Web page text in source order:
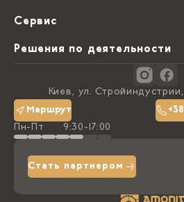
О нас
Блог
Политика конфиденциальности
Доставка та оплата
Сервис
Виды обработки камня
Решения по деятельности
Киев, ул.
Маршрут
Пн-Пт
9:30-17:00
Стать партнером